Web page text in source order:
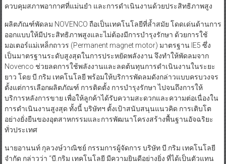
ควบคุมสภาพอากาศที่แม่นยำ และการดำเนินงานด้วยประสิทธิภาพสูง
ผลิตภัณฑ์พัดลม NOVENCO ถือเป็นเทคโนโลยีที่ล้ำสมัย โดดเด่นด้านการ
ออกแบบให้มีประสิทธิภาพสูงและไม่ต้องมีการบำรุงรักษา ด้วยการใช้
มอเตอร์แม่เหล็กถาวร (Permanent magnet motor) มาตรฐาน IE5 ซึ่ง
เป็นมาตรฐานระดับสูงสุดในการประหยัดพลังงาน จึงทำให้พัดลมจาก
Novenco ช่วยลดการใช้พลังงานและลดต้นทุนการดำเนินงานในระยะ
ยาว โดย บี.กริม เทคโนโลยี พร้อมให้บริการพัดลมดังกล่าวแบบครบวงจร
ตั้งแต่การเลือกผลิตภัณฑ์ การติดตั้ง การบำรุงรักษา ไปจนถึงการให้
บริการหลังการขาย เพื่อให้ลูกค้าได้รับความสะดวกและความต่อเนื่องใน
การดำเนินงานสูงสุด ทั้งนี้ บริษัทฯ ตั้งเป้าสนับสนุนแนวคิด การเติบโต
อย่างยั่งยืนของอุตสาหกรรมและการพัฒนาโครงสร้างพื้นฐานอัจฉริยะ
ทั่วประเทศ
นายอานนท์ กุลวงษ์วาณิชย์ กรรมการผู้จัดการ บริษัท บี.กริม เทคโนโลยี
จำกัด กล่าวว่า “บี.กริม เทคโนโลยี มีความยินดีอย่างยิ่ง ที่ได้เป็นตัวแทน